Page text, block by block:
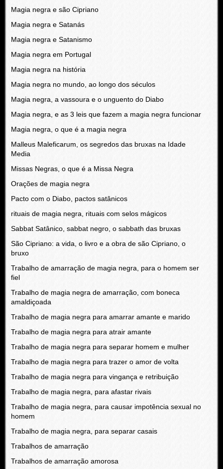
Magia negra e são Cipriano
Magia negra e Satanás
Magia negra e Satanismo
Magia negra em Portugal
Magia negra na história
Magia negra no mundo, ao longo dos séculos
Magia negra, a vassoura e o unguento do Diabo
Magia negra, e as 3 leis que fazem a magia negra funcionar
Magia negra, o que é a magia negra
Malleus Maleficarum, os segredos das bruxas na Idade
Media
Missas Negras, o que é a Missa Negra
Orações de magia negra
Pacto com o Diabo, pactos satânicos
rituais de magia negra, rituais com selos mágicos
Sabbat Satânico, sabbat negro, o sabbath das bruxas
São Cipriano: a vida, o livro e a obra de são Cipriano, o
bruxo
Trabalho de amarração de magia negra, para o homem ser
fiel
Trabalho de magia negra de amarração, com boneca
amaldiçoada
Trabalho de magia negra para amarrar amante e marido
Trabalho de magia negra para atrair amante
Trabalho de magia negra para separar homem e mulher
Trabalho de magia negra para trazer o amor de volta
Trabalho de magia negra para vingança e retribuição
Trabalho de magia negra, para afastar rivais
Trabalho de magia negra, para causar impotência sexual no
homem
Trabalho de magia negra, para separar casais
Trabalhos de amarração
Trabalhos de amarração amorosa